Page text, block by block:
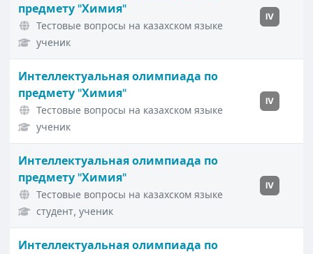
предмету "Химия"
Тестовые вопросы на казахском языке
ученик
IV
Интеллектуальная олимпиада по
предмету "Химия"
Тестовые вопросы на казахском языке
ученик
IV
Интеллектуальная олимпиада по
предмету "Химия"
Тестовые вопросы на казахском языке
студент, ученик
IV
Интеллектуальная олимпиада по